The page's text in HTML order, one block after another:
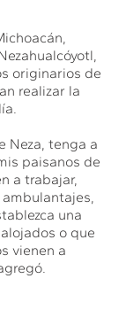
originarios de
realizar la
Neza, tenga a
paisanos de
a trabajar,
una
o que
vienen a